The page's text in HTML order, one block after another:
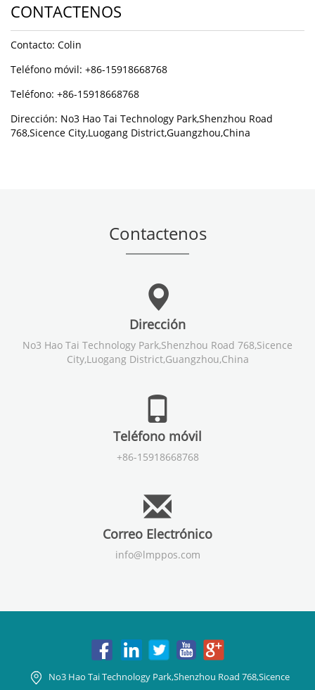
CONTACTENOS
Contacto: Colin
Teléfono móvil: +86-15918668768
Teléfono: +86-15918668768
Dirección: No3 Hao Tai Technology Park,Shenzhou Road
768,Sicence City,Luogang District,Guangzhou,China
Contactenos
Dirección
No3 Hao Tai Technology Park,Shenzhou Road 768,Sicence
City,Luogang District,Guangzhou,China
Teléfono móvil
+86-15918668768
Correo Electrónico
info@lmppos.com
No3 Hao Tai Technology Park,Shenzhou Road 768,Sicence